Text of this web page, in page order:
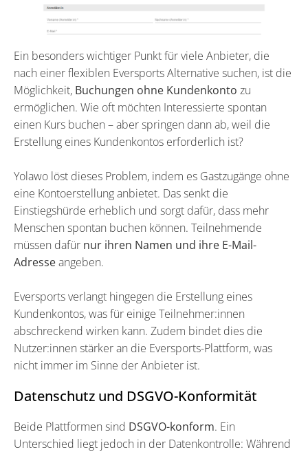
Ein besonders wichtiger Punkt für viele Anbieter, die
nach einer flexiblen Eversports Alternative suchen, ist die
Möglichkeit, Buchungen ohne Kundenkonto zu
ermöglichen. Wie oft möchten Interessierte spontan
einen Kurs buchen – aber springen dann ab, weil die
Erstellung eines Kundenkontos erforderlich ist?
Yolawo löst dieses Problem, indem es Gastzugänge ohne
eine Kontoerstellung anbietet. Das senkt die
Einstiegshürde erheblich und sorgt dafür, dass mehr
Menschen spontan buchen können. Teilnehmende
müssen dafür nur ihren Namen und ihre E-Mail-
Adresseangeben.
Eversports verlangt hingegen die Erstellung eines
Kundenkontos, was für einige Teilnehmer:innen
abschreckend wirken kann. Zudem bindet dies die
Nutzer:innen stärker an die Eversports-Plattform, was
nicht immer im Sinne der Anbieter ist.
Datenschutz und DSGVO-Konformität
Beide Plattformen sind DSGVO-konform. Ein
Unterschied liegt jedoch in der Datenkontrolle: Während